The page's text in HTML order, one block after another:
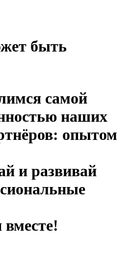
быть
самой
наших
опытом
и развивай